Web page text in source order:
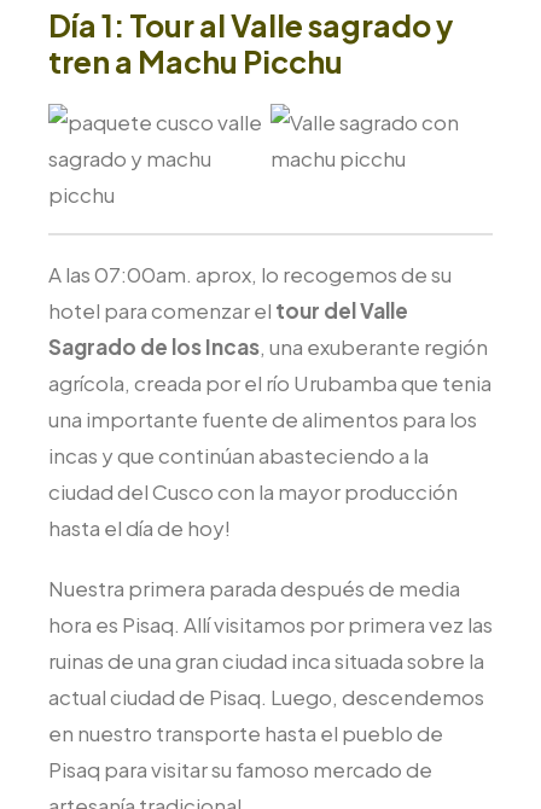
Día 1: Tour al Valle sagrado y
tren a Machu Picchu
A las 07:00am. aprox, lo recogemos de su
hotel para comenzar el tour del Valle
Sagrado de los Incas, una exuberante región
agrícola, creada por el río Urubamba que tenia
una importante fuente de alimentos para los
incas y que continúan abasteciendo a la
ciudad del Cusco con la mayor producción
hasta el día de hoy!
Nuestra primera parada después de media
hora es Pisaq. Allí visitamos por primera vez las
ruinas de una gran ciudad inca situada sobre la
actual ciudad de Pisaq. Luego, descendemos
en nuestro transporte hasta el pueblo de
Pisaq para visitar su famoso mercado de